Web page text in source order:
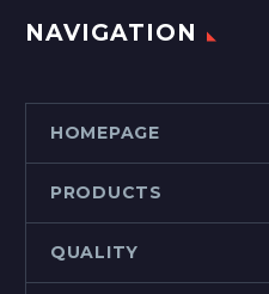
NAVIGATION
HOMEPAGE
PRODUCTS
QUALITY